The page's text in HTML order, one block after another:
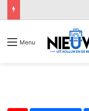
Menu